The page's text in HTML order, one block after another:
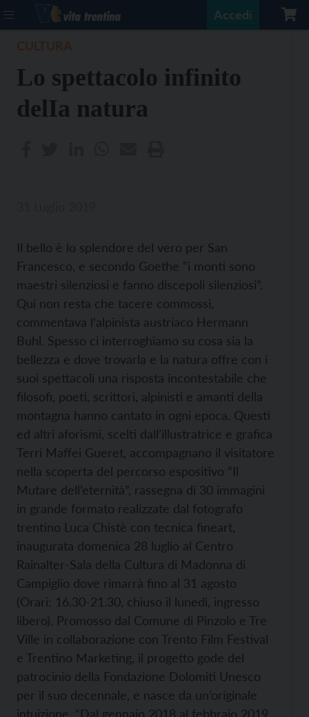
Accedi
Lo spettacolo infinito
delIa natura
Il bello è lo splendore del vero per San
Francesco, e secondo Goethe “i monti sono
maestri silenziosi e fanno discepoli silenziosi”.
Qui non resta che tacere commossi,
commentava l’alpinista austriaco Hermann
Buhl. Spesso ci interroghiamo su cosa sia la
bellezza e dove trovarla e la natura offre con i
suoi spettacoli una risposta incontestabile che
filosofi, poeti, scrittori, alpinisti e amanti della
montagna hanno cantato in ogni epoca. Questi
ed altri aforismi, scelti dall’illustratrice e grafica
Terri Maffei Gueret, accompagnano il visitatore
nella scoperta del percorso espositivo “Il
Mutare dell’eternità”, rassegna di 30 immagini
in grande formato realizzate dal fotografo
trentino Luca Chistè con tecnica fineart,
inaugurata domenica 28 luglio al Centro
Rainalter-Sala della Cultura di Madonna di
Campiglio dove rimarrà fino al 31 agosto
(Orari: 16.30-21.30, chiuso il lunedì, ingresso
libero). Promosso dal Comune di Pinzolo e Tre
Ville in collaborazione con Trento Film Festival
e Trentino Marketing, il progetto gode del
patrocinio della Fondazione Dolomiti Unesco
per il suo decennale, e nasce da un’originale
intuizione. “Dal gennaio 2018 al febbraio 2019